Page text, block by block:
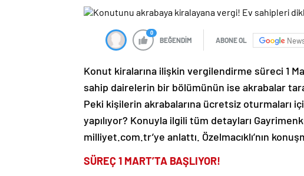
0
BEĞENDİM ABONE OL
Konut kiralarına ilişkin vergilendirme süreci 1
sahip dairelerin bir bölümünün ise akrabalar
Peki kişilerin akrabalarına ücretsiz oturmaları
yapılıyor? Konuyla ilgili tüm detayları
milliyet.com.tr’ye anlattı. Özelmacıklı’nın
SÜREÇ 1 MART’TA BAŞLIYOR!